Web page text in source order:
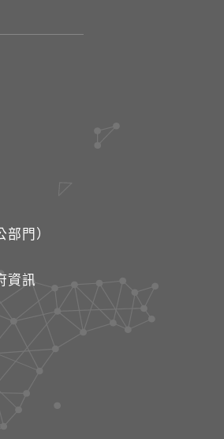
門）
資訊